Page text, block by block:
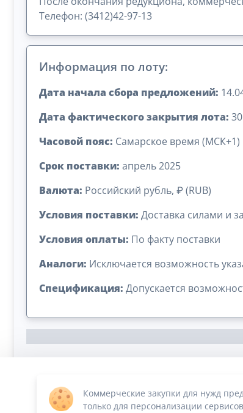
Телефон: (3412)42-97-13
Информация по лоту:
Дата начала сбора предложений:
Дата фактического закрытия лота:
Часовой пояс: Самарское время (МСК+1)
Срок поставки: апрель 2025
Валюта: Российский рубль, ₽ (RUB)
Условия поставки: Доставка силами и
Условия оплаты: По факту поставки
Аналоги: Исключается возможность
Спецификация: Допускается
Сумма лота: 1 131 000,00 ₽
Коммерческие закупки для нужд
только для персонализации